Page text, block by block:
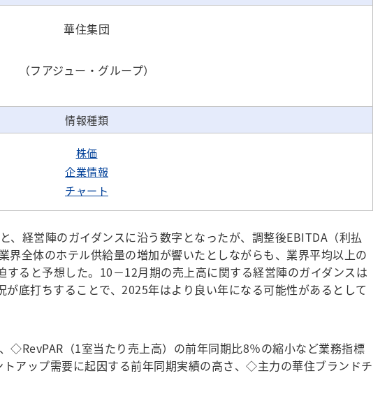
華住集団
（フアジュー・グループ）
情報種類
株価
企業情報
チャート
経営陣のガイダンスに沿う数字となったが、調整後EBITDA（利払
全体のホテル供給量の増加が響いたとしながらも、業界平均以上の
ると予想した。10－12月期の売上高に関する経営陣のガイダンスは
底打ちすることで、2025年はより良い年になる可能性があるとして
（1室当たり売上高）の前年同期比8％の縮小など業務指標
アップ需要に起因する前年同期実績の高さ、◇主力の華住ブランドチ